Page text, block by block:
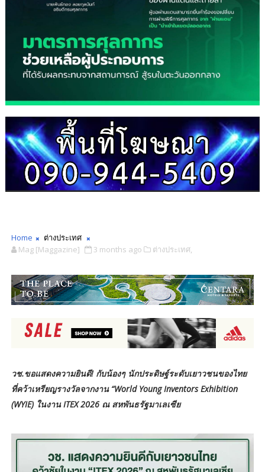
Home
ต่างประเทศ
Mag [Maggazine]
3 months ago ต่างประเทศ,
วช.ขอแสดงความยินดี! กับน้องๆ นักประดิษฐ์ระดับเยาวชนของไทย
ที่คว้าเหรียญรางวัลจากงาน “World Young Inventors Exhibition
(WYIE) ในงาน ITEX 2026 ณ สหพันธรัฐมาเลเซีย